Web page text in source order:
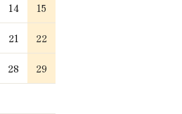
14 15
21 22
28 29